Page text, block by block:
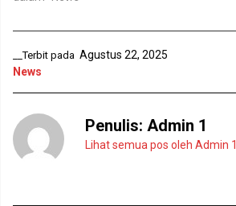
a
u
)
g
a
r
__Terbit pada Agustus 22, 2025
News
Penulis: Admin 1
Lihat semua pos oleh Admin 1